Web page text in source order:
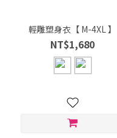
輕雕塑身衣【 M-4XL 】
NT$1,680